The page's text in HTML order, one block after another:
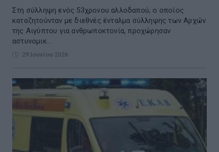
Στη σύλληψη ενός 53χρονου αλλοδαπού, ο οποίος
καταζητούνταν με διεθνές ένταλμα σύλληψης των Αρχών
της Αιγύπτου για ανθρωποκτονία, προχώρησαν
αστυνομικ...
29 Ιουνίου 2026